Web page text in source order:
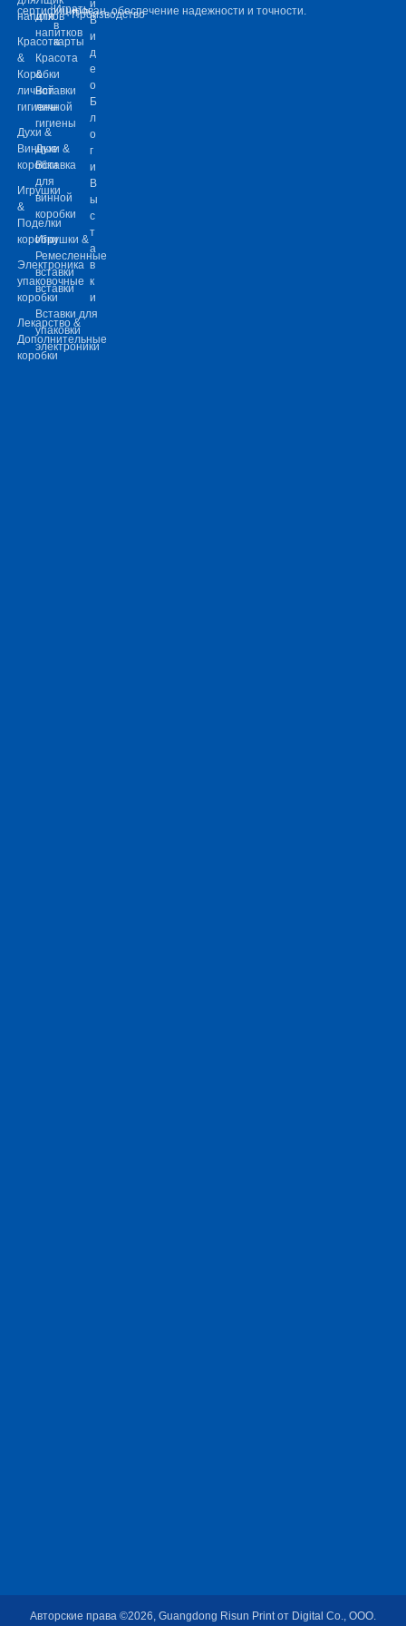
напитков
Красота
&
Коробки
личной
гигиены
Духи &
Винные
коробки
Игрушки
&
Поделки
коробки
Электроника
упаковочные
коробки
Лекарство &
Дополнительные
коробки
для
напитков
Красота
&
Вставки
личной
гигиены
Духи &
Вставка
для
винной
коробки
Игрушки &
Ремесленные
вставки
вставки
Вставки для
упаковки
электроники
Играть
в
карты
Производство
и
В
и
д
е
о
Б
л
о
г
и
В
ы
с
т
а
в
к
и
сертифицирован, обеспечение надежности и точности.
Авторские права ©2026, Guangdong Risun Print от Digital Co., ООО.